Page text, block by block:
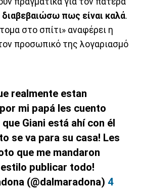
πως είναι καλά.
στο σπίτι» αναφέρει η
προσωπικό της λογαριασμό
realmente estan
mi papá les cuento
Giani está ahí con él
se va para su casa! Les
que me mandaron
publicar todo!
(@dalmaradona) 4